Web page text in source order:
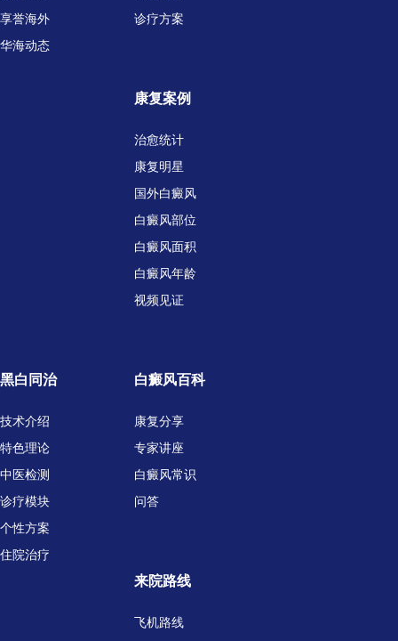
享誉海外
华海动态
诊疗方案
康复案例
治愈统计
康复明星
国外白癜风
白癜风部位
白癜风面积
白癜风年龄
视频见证
黑白同治
技术介绍
特色理论
中医检测
诊疗模块
个性方案
住院治疗
白癜风百科
康复分享
专家讲座
白癜风常识
问答
来院路线
飞机路线